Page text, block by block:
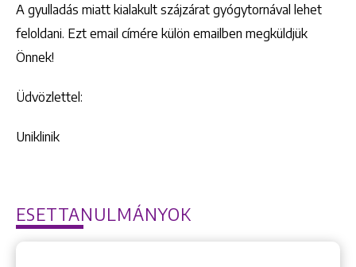
A gyulladás miatt kialakult szájzárat gyógytornával lehet
feloldani. Ezt email címére külön emailben megküldjük
Önnek!
Üdvözlettel:
Uniklinik
ESETTANULMÁNYOK